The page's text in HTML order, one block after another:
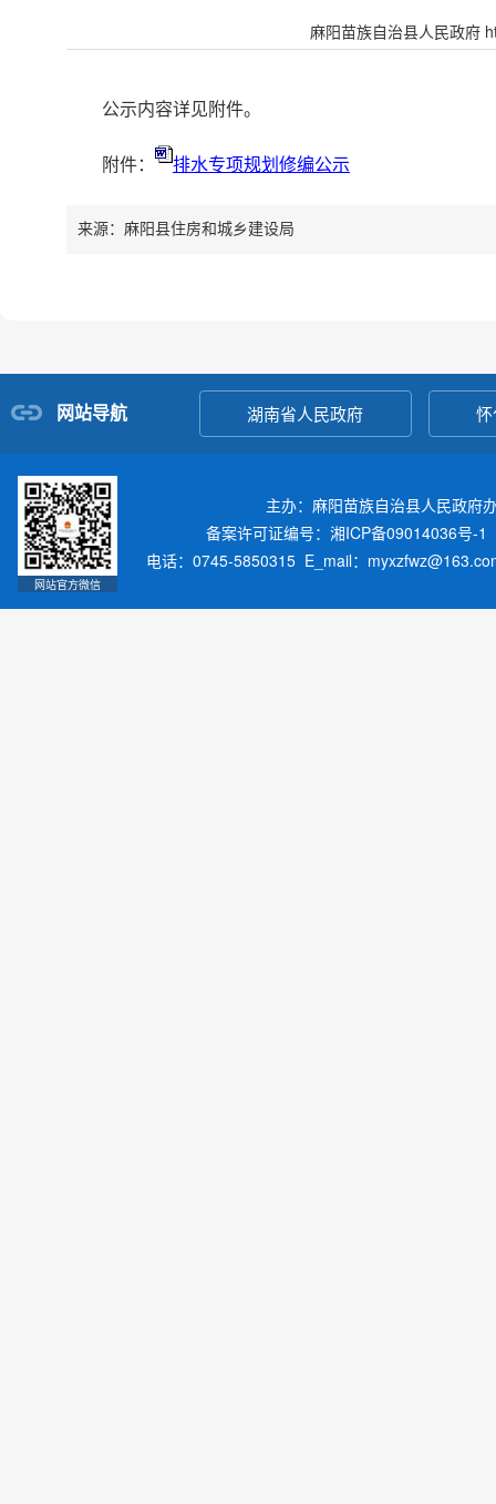
麻阳苗族自治县人民政府
公示内容详见附件。
附件： 排水专项规划修编公示
来源：麻阳县住房和城乡建设局
网站导航 湖南省人民政府
网站官方微信
主办：麻阳苗族自治县人民政
备案许可证编号：湘ICP备09014036号-1
电话：0745-5850315 E_mail：